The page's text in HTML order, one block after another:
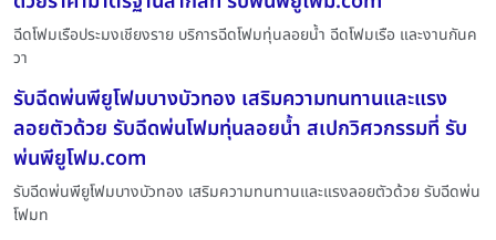
ฉีดโฟมเรือประมงเชียงราย บริการฉีดโฟมทุ่นลอยน้ำ ฉีดโฟมเรือ และงานกันค
วา
รับฉีดพ่นพียูโฟมบางบัวทอง เสริมความทนทานและแรง
ลอยตัวด้วย รับฉีดพ่นโฟมทุ่นลอยน้ำ สเปกวิศวกรรมที่ รับ
พ่นพียูโฟม.com
รับฉีดพ่นพียูโฟมบางบัวทอง เสริมความทนทานและแรงลอยตัวด้วย รับฉีดพ่น
โฟมท